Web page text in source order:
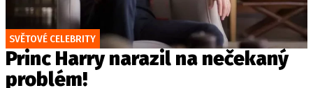
SVĚTOVÉ CELEBRITY
Princ Harry narazil na nečekaný
problém!